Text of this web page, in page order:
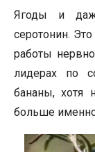
Ягоды и
серотонин.
работы
лидерах по
бананы, хотя
больше